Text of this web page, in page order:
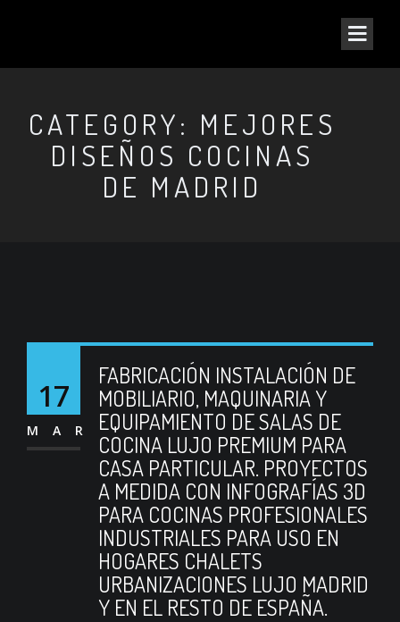
CATEGORY: MEJORES
DISEÑOS COCINAS
DE MADRID
17
MAR
FABRICACIÓN INSTALACIÓN DE
MOBILIARIO, MAQUINARIA Y
EQUIPAMIENTO DE SALAS DE
COCINA LUJO PREMIUM PARA
CASA PARTICULAR. PROYECTOS
A MEDIDA CON INFOGRAFÍAS 3D
PARA COCINAS PROFESIONALES
INDUSTRIALES PARA USO EN
HOGARES CHALETS
URBANIZACIONES LUJO MADRID
Y EN EL RESTO DE ESPAÑA.